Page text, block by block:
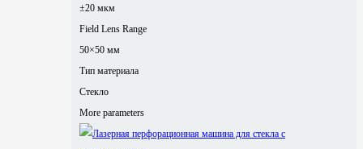
±20 мкм
Field Lens Range
50×50 мм
Тип материала
Стекло
More parameters